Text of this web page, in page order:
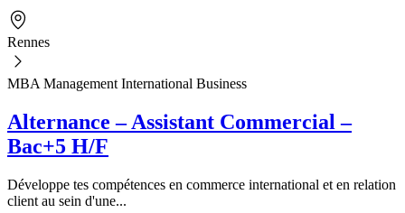
Rennes
MBA Management International Business
Alternance – Assistant Commercial –
Bac+5 H/F
Développe tes compétences en commerce international et en relation
client au sein d'une...